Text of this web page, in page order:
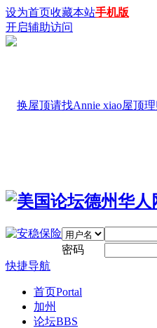
设为首页收藏本站手机版
开启辅助访问
密码
快捷导航
首页Portal
加州
论坛BBS